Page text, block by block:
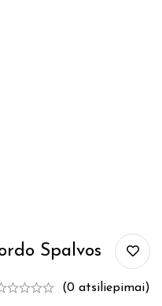
Spalvos
(0 atsiliepimai)